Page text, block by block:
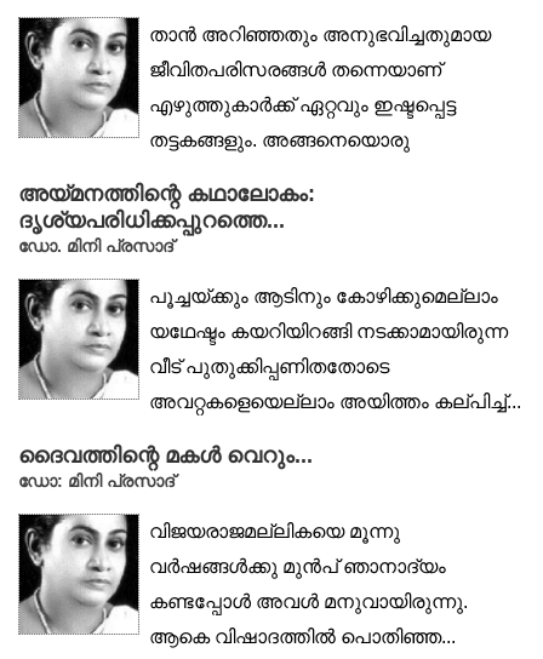
താൻ അറിഞ്ഞതും അനുഭവിച്ചതുമായ
ജീവിതപരിസരങ്ങൾ തന്നെയാണ്
എഴുത്തുകാർക്ക് ഏറ്റവും ഇഷ്ടപ്പെട്ട
തട്ടകങ്ങളും. അങ്ങനെയൊരു
അയ്മനത്തിന്റെ കഥാലോകം:
ദൃശ്യപരിധിക്കപ്പുറത്തെ...
ഡോ. മിനി പ്രസാദ്
പൂച്ചയ്ക്കും ആടിനും കോഴിക്കുമെല്ലാം
യഥേഷ്ടം കയറിയിറങ്ങി നടക്കാമായിരുന്ന
വീട് പുതുക്കിപ്പണിതതോടെ
അവറ്റകളെയെല്ലാം അയിത്തം കല്പിച്ച്...
ദൈവത്തിന്റെ മകൾ വെറും...
ഡോ: മിനി പ്രസാദ്
വിജയരാജമല്ലികയെ മൂന്നു
വർഷങ്ങൾക്കു മുൻപ് ഞാനാദ്യം
കണ്ടപ്പോൾ അവൾ മനുവായിരുന്നു.
ആകെ വിഷാദത്തിൽ പൊതിഞ്ഞ...